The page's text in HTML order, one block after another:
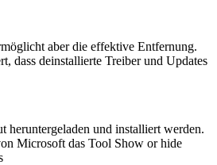
aber die effektive Entfernung.
dass deinstallierte Treiber und Updates
heruntergeladen und installiert werden.
Microsoft das Tool Show or hide